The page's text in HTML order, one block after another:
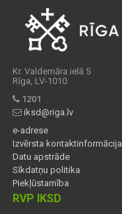
Kr. Valdemāra ielā 5
Rīga, LV-1010
1201
iksd@riga.lv
e-adrese
Izvērsta kontaktinformācija
Datu apstrāde
Sīkdatņu politika
Piekļūstamība
RVP IKSD